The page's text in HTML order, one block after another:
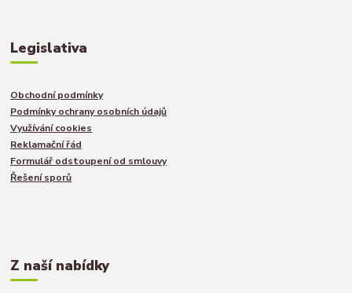
Legislativa
Obchodní podmínky
Podmínky ochrany osobních údajů
Využívání cookies
Reklamační řád
Formulář odstoupení od smlouvy
Řešení sporů
Z naší nabídky